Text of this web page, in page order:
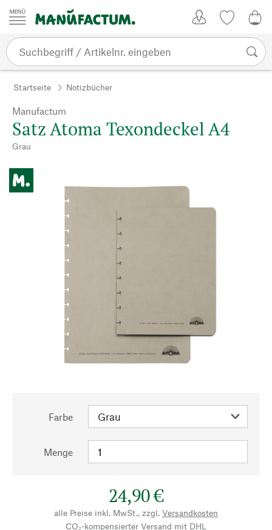
Zum Inhalt springen
Startseite Notizbücher
Manufactum
Satz Atoma Texondeckel A4
Grau
Farbe
Menge
24,90 €
alle Preise inkl. MwSt., zzgl. Versandkosten
CO₂-kompensierter Versand mit DHL